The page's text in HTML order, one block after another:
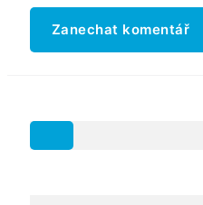
Zanechat komentář